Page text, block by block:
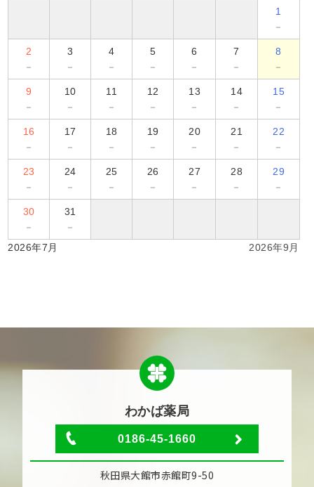
1
－
2
－
3
－
4
－
5
－
6
－
7
－
8
－
9
－
10
－
11
－
12
－
13
－
14
－
15
－
16
－
17
－
18
－
19
－
20
－
21
－
22
－
23
－
24
－
25
－
26
－
27
－
28
－
29
－
30
－
31
－
2026年7月
2026年9月
わかば薬局
0186-45-1660
秋田県大館市赤館町9-50